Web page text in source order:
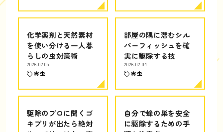
化学薬剤と天然素材
を使い分ける一人暮
らしの虫対策術
2026.02.05
害虫
部屋の隅に潜むシル
バーフィッシュを確
実に駆除する技
2026.02.04
害虫
駆除のプロに聞くゴ
キブリが出たら絶対
自分で蜂の巣を安全
に駆除するための手